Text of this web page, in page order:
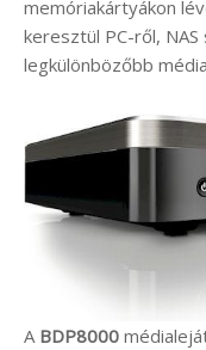
memóriakártyákon
keresztül PC-ről,
legkülönbözőbb
A BDP8000